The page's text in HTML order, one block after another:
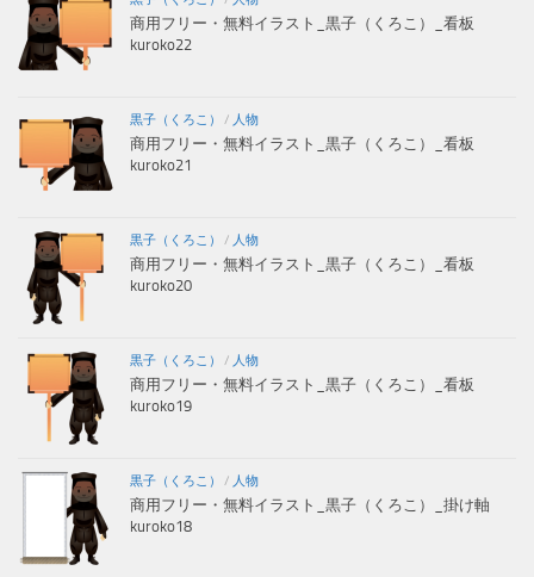
商用フリー・無料イラスト_黒子（くろこ）_看板
kuroko22
黒子（くろこ） / 人物
商用フリー・無料イラスト_黒子（くろこ）_看板
kuroko21
黒子（くろこ） / 人物
商用フリー・無料イラスト_黒子（くろこ）_看板
kuroko20
黒子（くろこ） / 人物
商用フリー・無料イラスト_黒子（くろこ）_看板
kuroko19
黒子（くろこ） / 人物
商用フリー・無料イラスト_黒子（くろこ）_掛け軸
kuroko18